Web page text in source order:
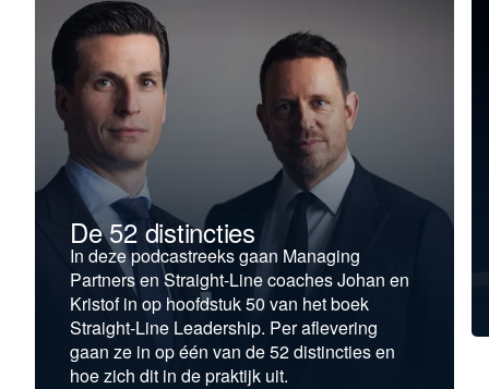
De 52 distincties
In deze podcastreeks gaan Managing
Partners en Straight-Line coaches Johan en
Kristof in op hoofdstuk 50 van het boek
Straight-Line Leadership. Per aflevering
gaan ze in op één van de 52 distincties en
hoe zich dit in de praktijk uit.